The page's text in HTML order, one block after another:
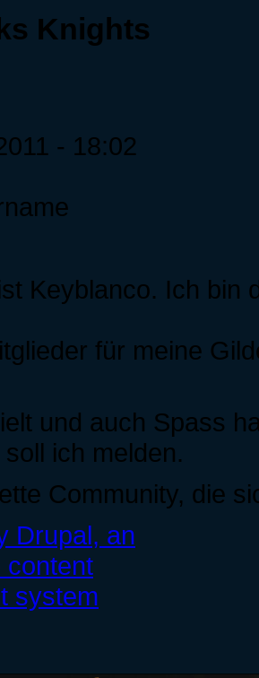
Knights
- 18:02
Keyblanco. Ich bin
für meine
und auch Spass
ich melden.
Community, die